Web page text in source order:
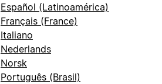
Español (Latinoamérica)
Français (France)
Italiano
Nederlands
Norsk
Português (Brasil)